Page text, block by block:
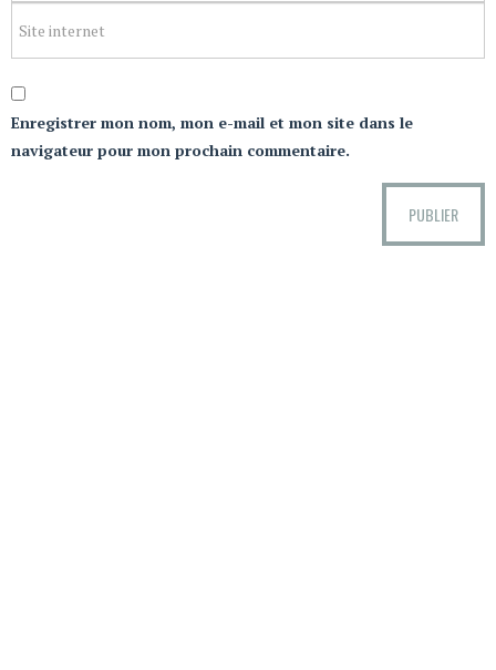
Enregistrer mon nom, mon e-mail et mon site dans le
navigateur pour mon prochain commentaire.